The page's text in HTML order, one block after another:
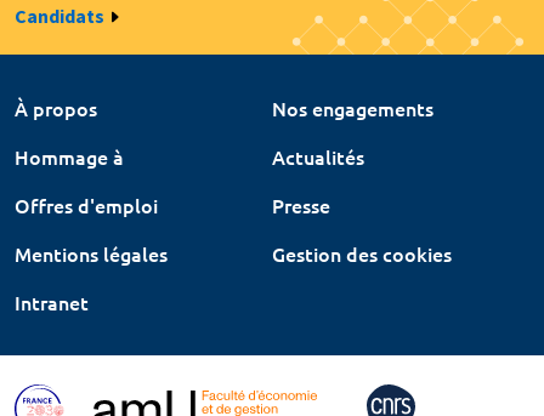
Candidats
À propos
Nos engagements
Hommage à
Actualités
Offres d'emploi
Presse
Mentions légales
Gestion des cookies
Intranet